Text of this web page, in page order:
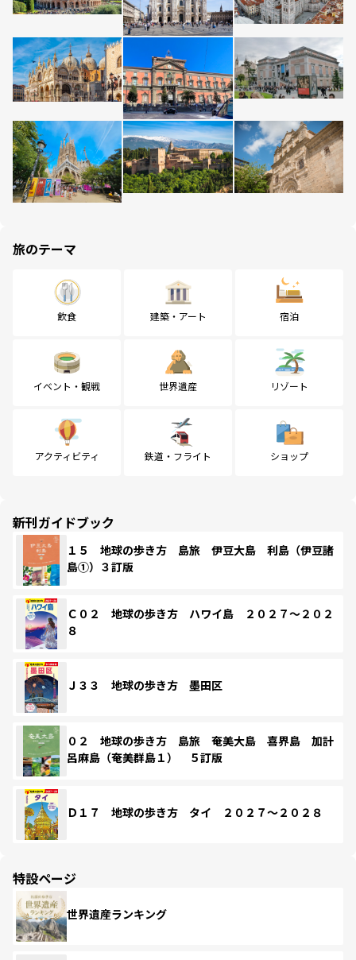
旅のテーマ
飲食 建築・アート 宿泊
イベント・観戦 世界遺産 リゾート
アクティビティ 鉄道・フライト ショップ
新刊ガイドブック
１５ 地球の歩き方 島旅 伊豆大島 利島（伊豆諸
島①）３訂版
Ｃ０２ 地球の歩き方 ハワイ島 ２０２７～２０２
８
Ｊ３３ 地球の歩き方 墨田区
０２ 地球の歩き方 島旅 奄美大島 喜界島 加計
呂麻島（奄美群島１） ５訂版
Ｄ１７ 地球の歩き方 タイ ２０２７～２０２８
特設ページ
世界遺産ランキング